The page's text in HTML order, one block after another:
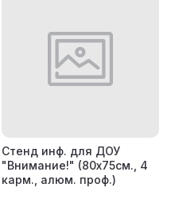
Стенд инф. для ДОУ
"Внимание!" (80х75см., 4
карм., алюм. проф.)